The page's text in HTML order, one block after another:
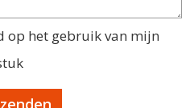
op het gebruik van mijn